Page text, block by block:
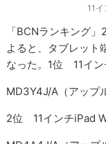
11
「BCNランキング
よると、タブレット
なった。1位 11イ
MD3Y4J/A（アップ
2位 11インチiPad